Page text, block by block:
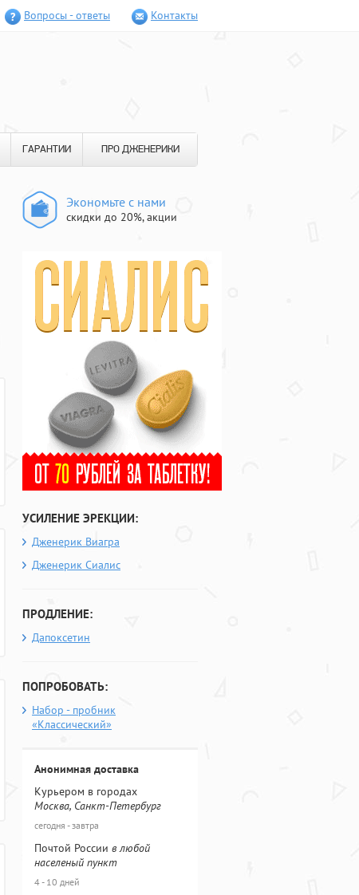
Вопросы - ответы Контакты
ГАРАНТИИ ПРО ДЖЕНЕРИКИ
Экономьте с нами
скидки до 20%, акции
УСИЛЕНИЕ ЭРЕКЦИИ:
Дженерик Виагра
Дженерик Сиалис
ПРОДЛЕНИЕ:
Дапоксетин
ПОПРОБОВАТЬ:
Набор - пробник
«Классический»
Анонимная доставка
Курьером в городах
Москва, Санкт-Петербург
сегодня - завтра
Почтой России в любой
населеный пункт
4 - 10 дней